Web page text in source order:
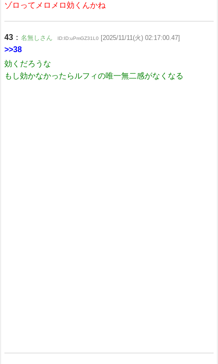
ゾロってメロメロ効くんかね
43 ： 名無しさん ID:ID:uPmGZ31L0 [2025/11/11(火) 02:17:00.47]
>>38
効くだろうな
もし効かなかったらルフィの唯一無二感がなくなる